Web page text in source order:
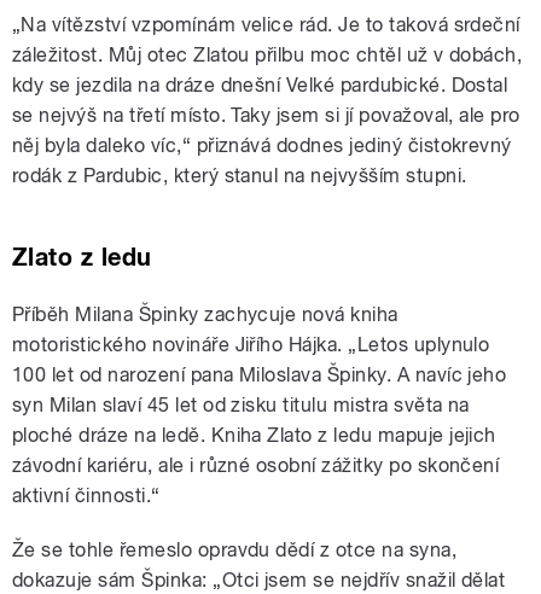
„Na vítězství vzpomínám velice rád. Je to taková srdeční
záležitost. Můj otec Zlatou přilbu moc chtěl už v dobách,
kdy se jezdila na dráze dnešní Velké pardubické. Dostal
se nejvýš na třetí místo. Taky jsem si jí považoval, ale pro
něj byla daleko víc,“ přiznává dodnes jediný čistokrevný
rodák z Pardubic, který stanul na nejvyšším stupni.
Zlato z ledu
Příběh Milana Špinky zachycuje nová kniha
motoristického novináře Jiřího Hájka. „Letos uplynulo
100 let od narození pana Miloslava Špinky. A navíc jeho
syn Milan slaví 45 let od zisku titulu mistra světa na
ploché dráze na ledě. Kniha Zlato z ledu mapuje jejich
závodní kariéru, ale i různé osobní zážitky po skončení
aktivní činnosti.“
Že se tohle řemeslo opravdu dědí z otce na syna,
dokazuje sám Špinka: „Otci jsem se nejdřív snažil dělat